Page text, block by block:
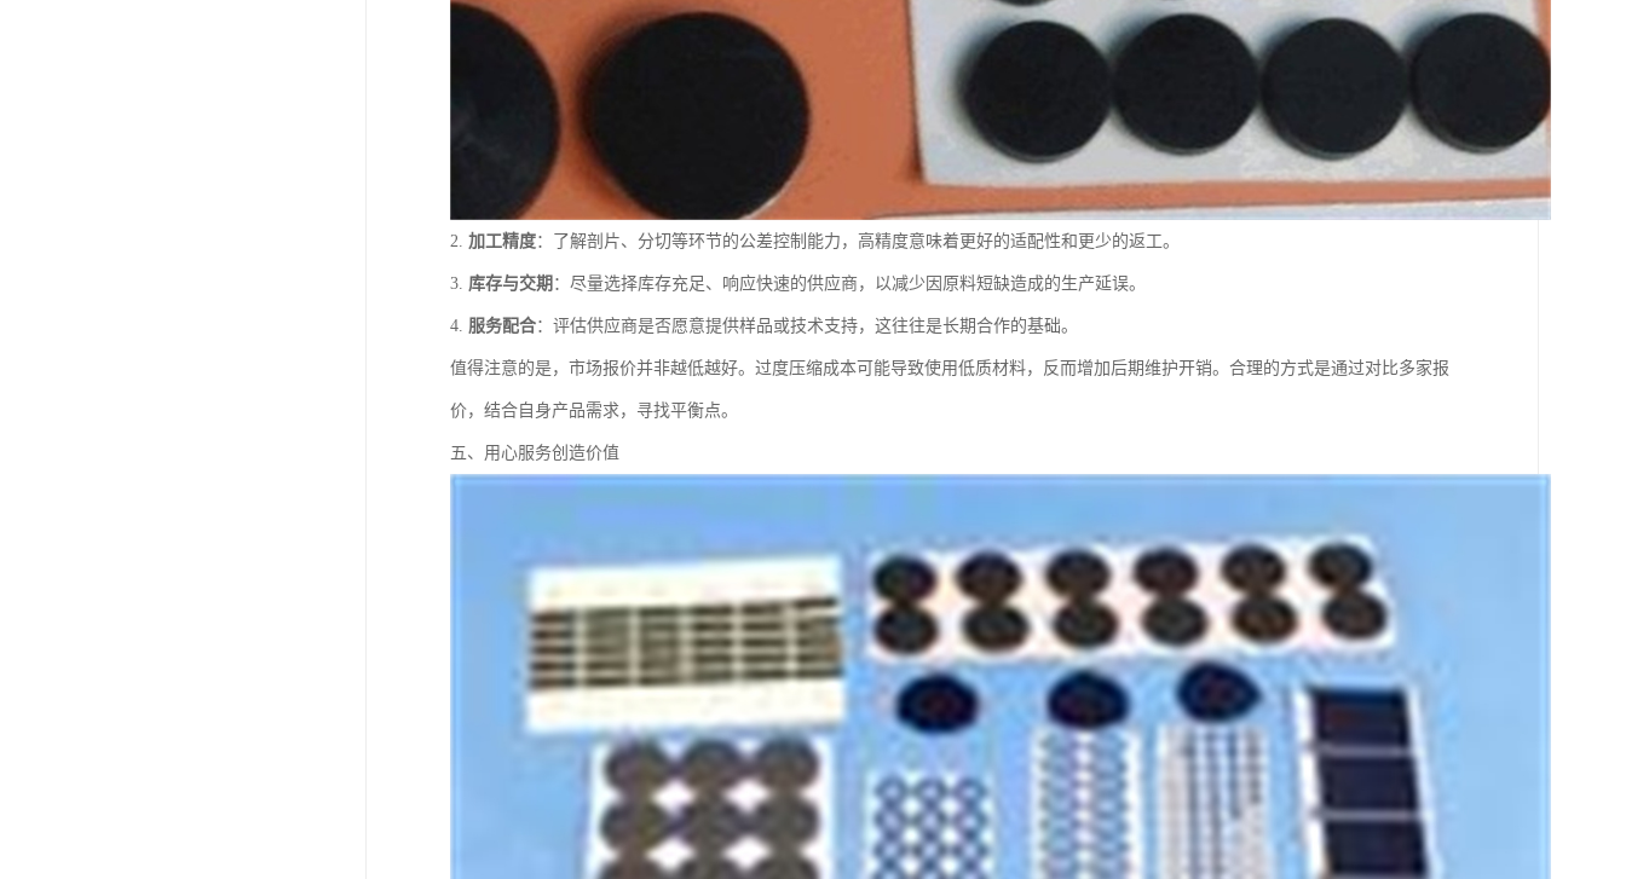
2. 加工精度：了解剖片、分切等环节的公差控制能力，高精度意味着更好的适配性和更少的返工。
3. 库存与交期 ：尽量选择库存充足、响应快速的供应商，以减少因原料短缺造成的生产延误。
4. 服务配合：评估供应商是否愿意提供样品或技术支持，这往往是长期合作的基础。
值得注意的是，市场报价并非越低越好。过度压缩成本可能导致使用低质材料，反而增加后期维护开销。合理的方式是通过对比多家报
价，结合自身产品需求，寻找平衡点。
五、用心服务创造价值